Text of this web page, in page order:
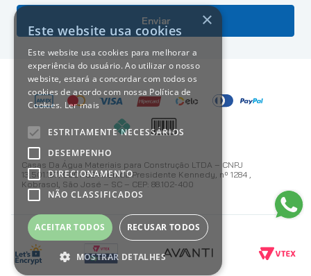
Enviar
Casas Da Água Materiais para Construção LTDA – CNPJ
13.501.187/0001-59 Avenida Presidente Kennedy, nº 1284 ,
Kobrasol, São José – SC – CEP: 88.102-400
×
Este website usa cookies
Este website usa cookies para melhorar a
experiência do usuário. Ao utilizar o nosso
website, estará a concordar com todos os
cookies de acordo com nossa Política de
Cookies. Ler mais
ESTRITAMENTE NECESSÁRIOS
DESEMPENHO
DIRECIONAMENTO
NÃO CLASSIFICADOS
ACEITAR TODOS RECUSAR TODOS
MOSTRAR DETALHES